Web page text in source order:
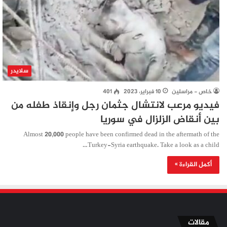
سلايدر
خاص - مراسلين 10 فبراير، 2023 401
فيديو مرعب لانتشال جثمان رجل وإنقاذ طفله من
بين أنقاض الزلزال في سوريا
Almost 20,000 people have been confirmed dead in the aftermath of the
Turkey-Syria earthquake. Take a look as a child…
أكمل القراءة »
مقالات